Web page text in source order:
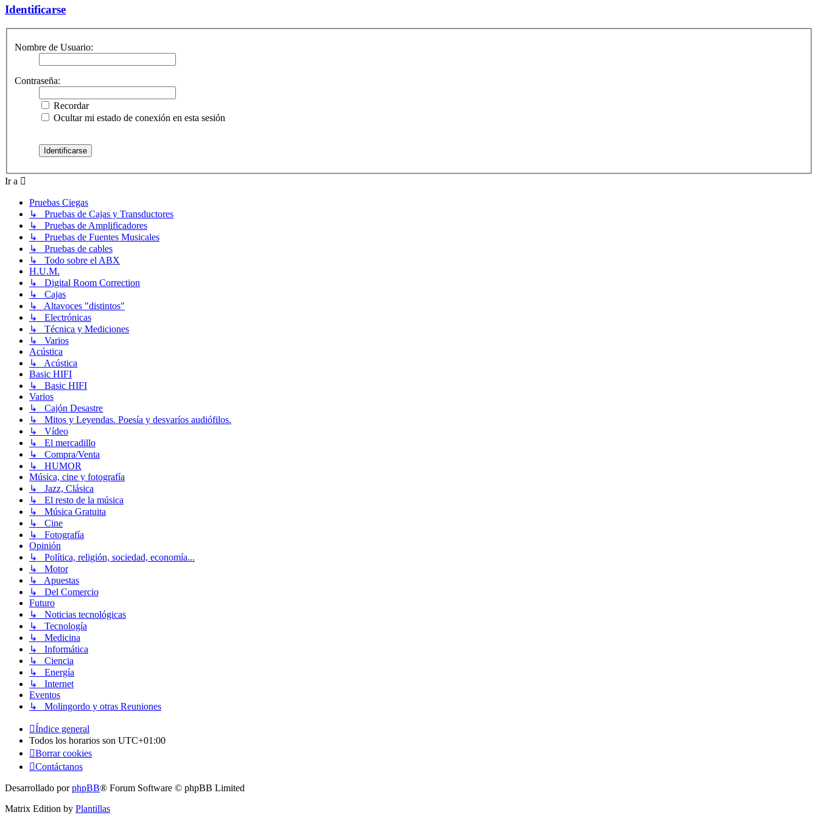
Identificarse
Nombre de Usuario:
Contraseña:
Recordar
Ocultar mi estado de conexión en esta sesión
Ir a
Pruebas Ciegas
↳ Pruebas de Cajas y Transductores
↳ Pruebas de Amplificadores
↳ Pruebas de Fuentes Musicales
↳ Pruebas de cables
↳ Todo sobre el ABX
H.U.M.
↳ Digital Room Correction
↳ Cajas
↳ Altavoces "distintos"
↳ Electrónicas
↳ Técnica y Mediciones
↳ Varios
Acústica
↳ Acústica
Basic HIFI
↳ Basic HIFI
Varios
↳ Cajón Desastre
↳ Mitos y Leyendas. Poesía y desvaríos audiófilos.
↳ Vídeo
↳ El mercadillo
↳ Compra/Venta
↳ HUMOR
Música, cine y fotografía
↳ Jazz, Clásica
↳ El resto de la música
↳ Música Gratuita
↳ Cine
↳ Fotografía
Opinión
↳ Política, religión, sociedad, economía...
↳ Motor
↳ Apuestas
↳ Del Comercio
Futuro
↳ Noticias tecnológicas
↳ Tecnología
↳ Medicina
↳ Informática
↳ Ciencia
↳ Energía
↳ Internet
Eventos
↳ Molingordo y otras Reuniones
Índice general
Todos los horarios son UTC+01:00
Borrar cookies
Contáctanos
Desarrollado porphpBB® Forum Software © phpBB Limited
Matrix Edition by Plantillas